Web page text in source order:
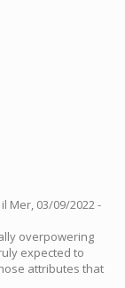
il Mer, 03/09/2022 -
overpowering
expected to
attributes that